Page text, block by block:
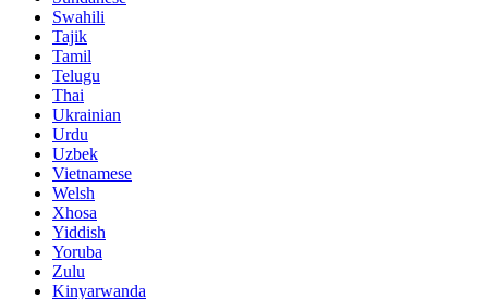
Swahili
Tajik
Tamil
Telugu
Thai
Ukrainian
Urdu
Uzbek
Vietnamese
Welsh
Xhosa
Yiddish
Yoruba
Zulu
Kinyarwanda